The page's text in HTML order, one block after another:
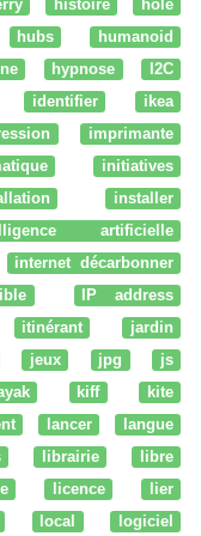
histoire
hole
hubs
humanoid
hypnose
I2C
identifier
ikea
imprimante
initiatives
installer
artificielle
internet décarbonner
IP address
itinérant
jardin
jeux jpg
js
kiff
kite
lancer
langue
librairie
libre
licence
lier
local logiciel